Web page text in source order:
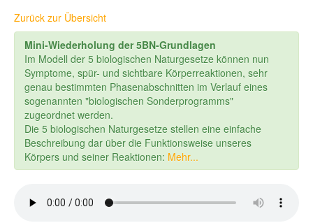
Zurück zur Übersicht
Mini-Wiederholung der 5BN-Grundlagen
Im Modell der 5 biologischen Naturgesetze können nun
Symptome, spür- und sichtbare Körperreaktionen, sehr
genau bestimmten Phasenabschnitten im Verlauf eines
sogenannten "biologischen Sonderprogramms"
zugeordnet werden.
Die 5 biologischen Naturgesetze stellen eine einfache
Beschreibung dar über die Funktionsweise unseres
Körpers und seiner Reaktionen: Mehr...